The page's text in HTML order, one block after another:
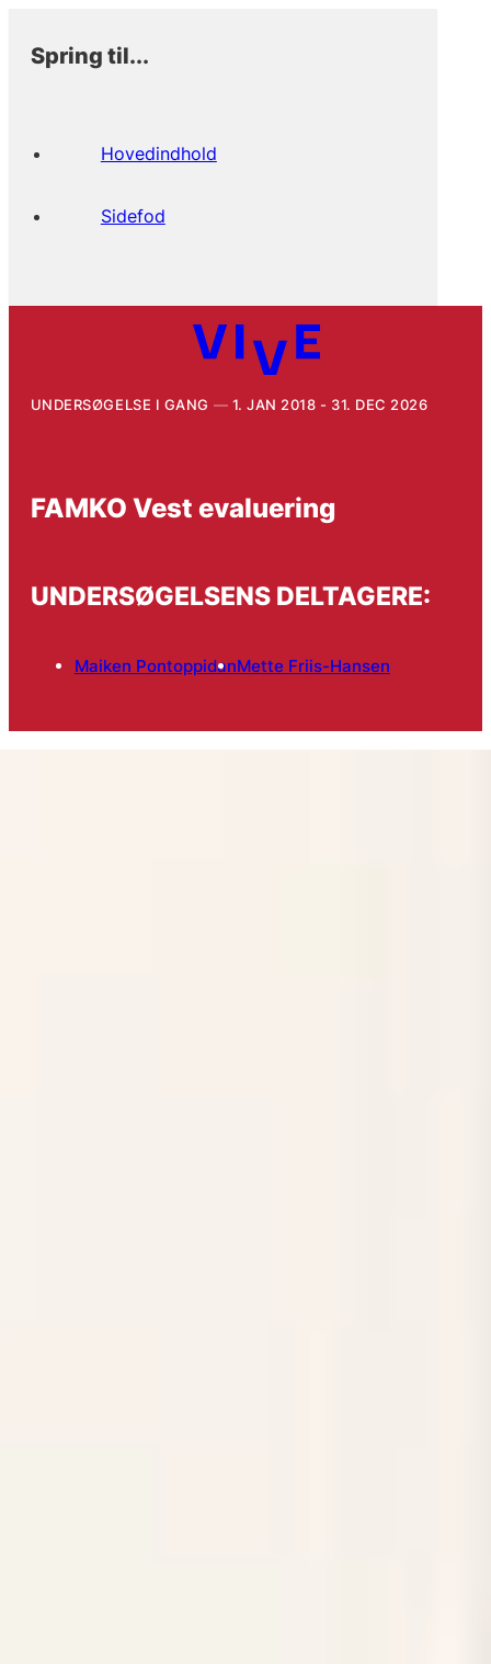
Spring til...
Hovedindhold
Sidefod
UNDERSØGELSE I GANG 1. JAN 2018 - 31. DEC 2026
FAMKO Vest evaluering
UNDERSØGELSENS DELTAGERE:
Maiken PontoppidanMette Friis-Hansen